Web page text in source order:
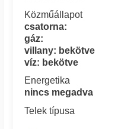
Közműállapot
csatorna:
gáz:
villany: bekötve
víz: bekötve
Energetika
nincs megadva
Telek típusa